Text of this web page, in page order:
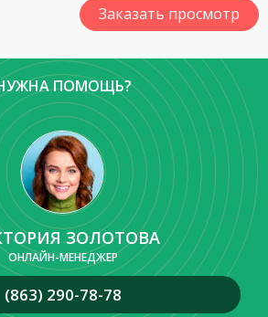
Заказать просмотр
ПОМОЩЬ?
ЗОЛОТОВА
ОНЛАЙН-МЕНЕДЖЕР
(863) 290-78-78